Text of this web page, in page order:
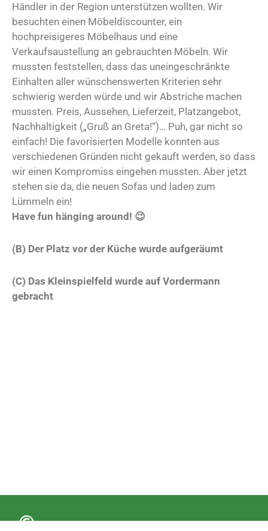
Händler in der Region unterstützen wollten. Wir
besuchten einen Möbeldiscounter, ein
hochpreisigeres Möbelhaus und eine
Verkaufsaustellung an gebrauchten Möbeln. Wir
mussten feststellen, dass das uneingeschränkte
Einhalten aller wünschenswerten Kriterien sehr
schwierig werden würde und wir Abstriche machen
mussten. Preis, Aussehen, Lieferzeit, Platzangebot,
Nachhaltigkeit („Gruß an Greta!“)… Puh, gar nicht so
einfach! Die favorisierten Modelle konnten aus
verschiedenen Gründen nicht gekauft werden, so dass
wir einen Kompromiss eingehen mussten. Aber jetzt
stehen sie da, die neuen Sofas und laden zum
Lümmeln ein!
Have fun hänging around! 😉
(B) Der Platz vor der Küche wurde aufgeräumt
(C) Das Kleinspielfeld wurde auf Vordermann
gebracht